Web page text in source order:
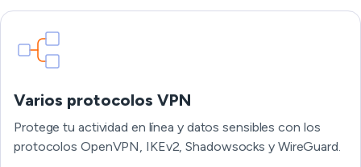
Varios protocolos VPN
Protege tu actividad en línea y datos sensibles con los
protocolos OpenVPN, IKEv2, Shadowsocks y WireGuard.